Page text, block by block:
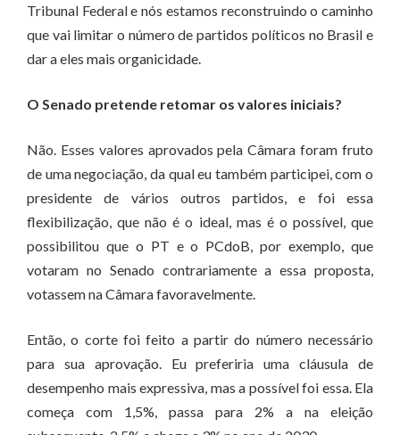
Tribunal Federal e nós estamos reconstruindo o caminho
que vai limitar o número de partidos políticos no Brasil e
dar a eles mais organicidade.
O Senado pretende retomar os valores iniciais?
Não. Esses valores aprovados pela Câmara foram fruto
de uma negociação, da qual eu também participei, com o
presidente de vários outros partidos, e foi essa
flexibilização, que não é o ideal, mas é o possível, que
possibilitou que o PT e o PCdoB, por exemplo, que
votaram no Senado contrariamente a essa proposta,
votassem na Câmara favoravelmente.
Então, o corte foi feito a partir do número necessário
para sua aprovação. Eu preferiria uma cláusula de
desempenho mais expressiva, mas a possível foi essa. Ela
começa com 1,5%, passa para 2% a na eleição